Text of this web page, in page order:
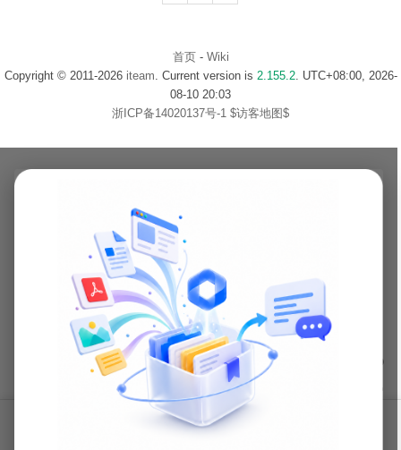
文库 码库
首页- Wiki
Copyright © 2011-2026 iteam. Current version is 2.155.2. UTC+08:00, 2026-
08-10 20:03
浙ICP备14020137号-1 $访客地图$